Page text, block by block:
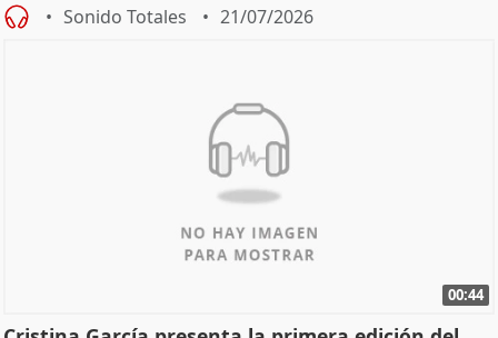
Sonido Totales 21/07/2026
00:44